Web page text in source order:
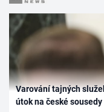
Varování tajných
útok na české sousedy